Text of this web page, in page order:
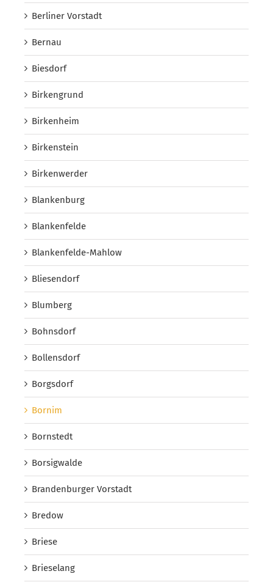
Berliner Vorstadt
Bernau
Biesdorf
Birkengrund
Birkenheim
Birkenstein
Birkenwerder
Blankenburg
Blankenfelde
Blankenfelde-Mahlow
Bliesendorf
Blumberg
Bohnsdorf
Bollensdorf
Borgsdorf
Bornim
Bornstedt
Borsigwalde
Brandenburger Vorstadt
Bredow
Briese
Brieselang